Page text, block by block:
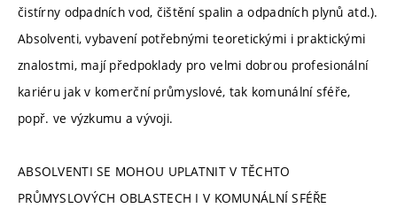
čistírny odpadních vod, čištění spalin a odpadních plynů atd.).
Absolventi, vybavení potřebnými teoretickými i praktickými
znalostmi, mají předpoklady pro velmi dobrou profesionální
kariéru jak v komerční průmyslové, tak komunální sféře,
popř. ve výzkumu a vývoji.
ABSOLVENTI SE MOHOU UPLATNIT V TĚCHTO
PRŮMYSLOVÝCH OBLASTECH I V KOMUNÁLNÍ SFÉŘE